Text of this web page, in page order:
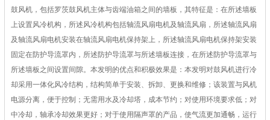
鼓风机，包括罗茨鼓风机主体与齿端油箱之间的墙板，其特征是：在所述墙板
上设置风冷机构，所述风冷机构包括轴流风扇电机及轴流风扇，所述轴流风扇
及轴流风扇电机安装在轴流风扇电机保持架上，所述轴流风扇电机保持架安装
固定在防护导流罩内，所述防护导流罩与所述墙板连接，在所述防护导流罩与
所述墙板之间设置间隙。本发明的优点和积极效果是：本发明对鼓风机进行冷
却采用一体化风冷结构，结构简单于安装、拆卸、更换和维修；该装置与风机
电源分离，便于控制；无需用水及冷却塔，成本节约；对使用环境要求低；对
中冷却，轴承冷却效果更好；对于使用隔声罩的产品，使气流更加通畅，运行